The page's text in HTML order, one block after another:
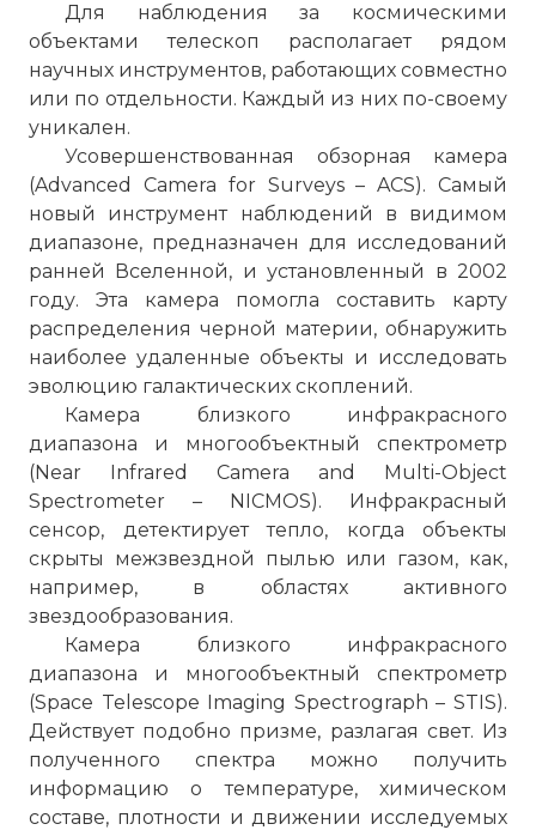
Для наблюдения за космическими
объектами телескоп располагает рядом
научных инструментов, работающих совместно
или по отдельности. Каждый из них по-своему
уникален.
Усовершенствованная обзорная камера
(Advanced Camera for Surveys – ACS). Самый
новый инструмент наблюдений в видимом
диапазоне, предназначен для исследований
ранней Вселенной, и установленный в 2002
году. Эта камера помогла составить карту
распределения черной материи, обнаружить
наиболее удаленные объекты и исследовать
эволюцию галактических скоплений.
Камера близкого инфракрасного
диапазона и многообъектный спектрометр
(Near Infrared Camera and Multi-Object
Spectrometer – NICMOS). Инфракрасный
сенсор, детектирует тепло, когда объекты
скрыты межзвездной пылью или газом, как,
например, в областях активного
звездообразования.
Камера близкого инфракрасного
диапазона и многообъектный спектрометр
(Space Telescope Imaging Spectrograph – STIS).
Действует подобно призме, разлагая свет. Из
полученного спектра можно получить
информацию о температуре, химическом
составе, плотности и движении исследуемых